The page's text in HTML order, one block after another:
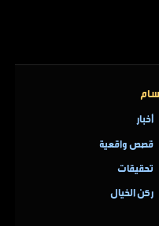
أخبار
قصص واقعية
تحقيقات
ركن الخيال